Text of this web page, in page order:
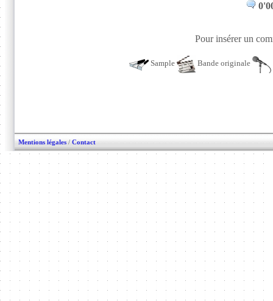
Pour insérer un
Sample Bande originale
Mentions légales / Contact